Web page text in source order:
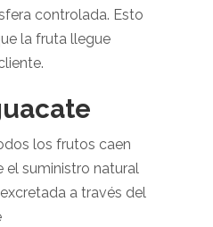
controlada. Esto
la fruta llegue
los frutos caen
el suministro natural
a través del